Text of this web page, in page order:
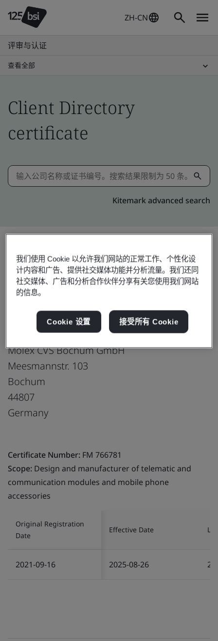
ZH-CN
评审与认证
查看全部
Client Directory
certificate
Kitemark advanced search
分享: Download
ISO 9001:2015
Molex CVS Bochum GmbH
Meesmannstr. 103
Bochum
44807
Germany
Certificate Number: FM 766781
Scope: Design and manufacturer of telematic and
communication modules and mobile phone
accessories
Original Registration
Date
Effective Date
2021-09-16 2025-08-26
我们使用 Cookie 以允许我们网站的正常工作、个性化设
计内容和广告、提供社交媒体功能并分析流量。我们还同
社交媒体、广告和分析合作伙伴分享有关您使用我们网站
的信息。
Cookie 设置 接受所有 Cookie